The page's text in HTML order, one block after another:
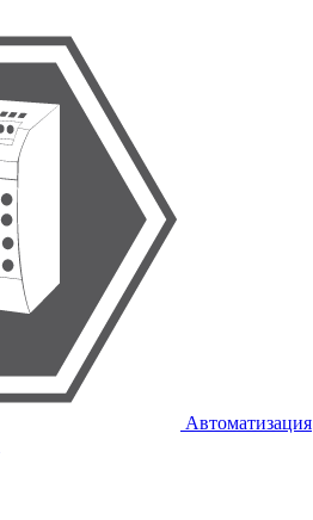
Автоматизация